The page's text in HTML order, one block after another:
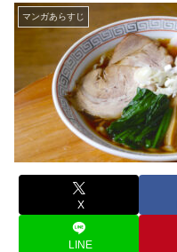
マンガあらすじ
X
LINE